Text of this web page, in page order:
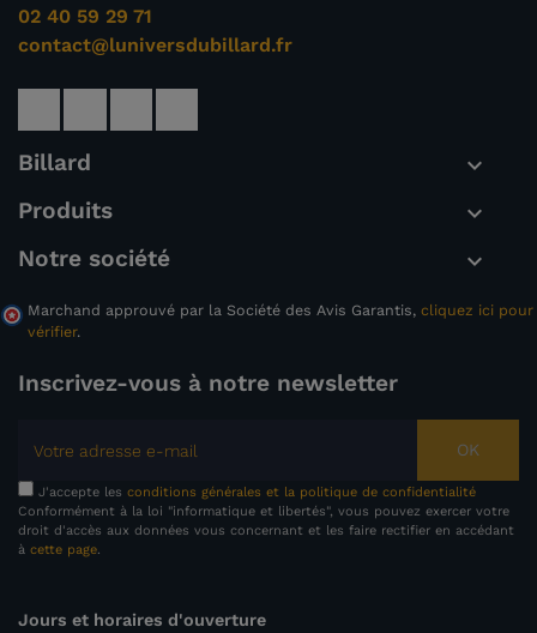
(1 avis)
02 40 59 29 71
contact@luniversdubillard.fr
Billard 
Produits 
Notre société 
Marchand approuvé par la Société des Avis Garantis, cliquez ici pour
vérifier.
Inscrivez-vous à notre newsletter
OK
J'accepte les conditions générales et la politique de confidentialité
Conformément à la loi "informatique et libertés", vous pouvez exercer votre
droit d'accès aux données vous concernant et les faire rectifier en accédant
à cette page.
Jours et horaires d'ouverture